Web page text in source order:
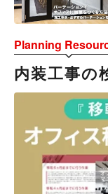
Planning
内装工事の